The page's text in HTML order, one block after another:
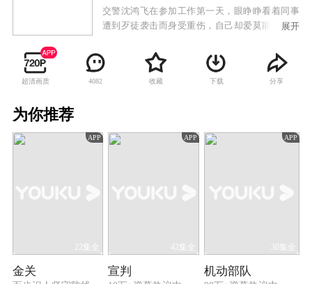
交警沈鸿飞在参加工作第一天，眼睁睁看着同事
遭到歹徒袭击而身受重伤，自己却爱莫能助。沈
员。在特警支队训营里，沈鸿飞意外发现，晨跑
时和自己产生“误会”的女孩儿凌云也在其中。刑
侦人才郑直是凌云的直系师弟，爱慕其多年，因
兵、武警狙击手赵小黑、拆弹奇才何苗、战术医
展开
超清画质 4082 收藏 下载 分享
为你推荐
APP
22集全
金关
APP
42集全
宣判
APP
30集全
机动部队